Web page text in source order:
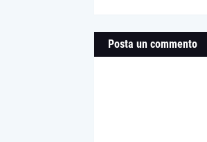
Posta un commento